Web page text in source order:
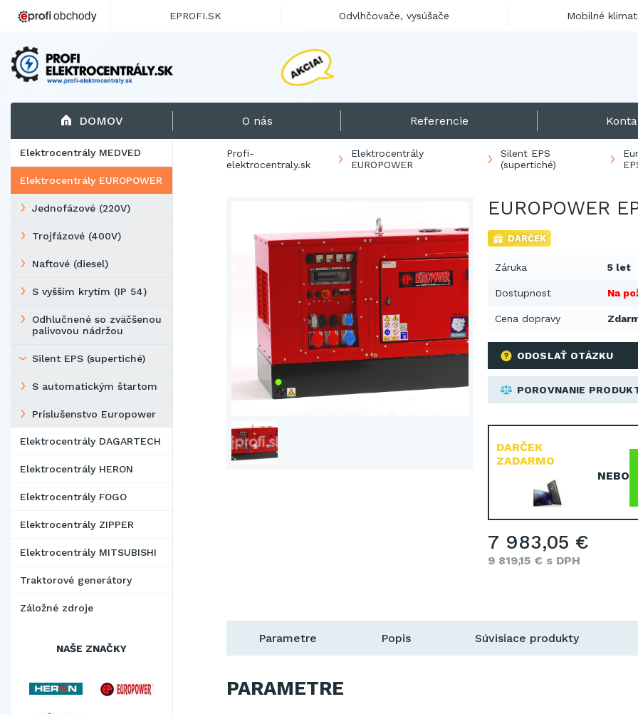
DOMOV O nás Referencie
Elektrocentrály MEDVED
Elektrocentrály EUROPOWER
Jednofázové (220V)
Trojfázové (400V)
Naftové (diesel)
S vyšším krytím (IP 54)
Odhlučnené so zväčšenou
palivovou nádržou
Silent EPS (supertiché)
S automatickým štartom
Príslušenstvo Europower
Elektrocentrály DAGARTECH
Elektrocentrály HERON
Elektrocentrály FOGO
Elektrocentrály ZIPPER
Elektrocentrály MITSUBISHI
Traktorové generátory
Záložné zdroje
NAŠE ZNAČKY
Profi-
elektrocentraly.sk
Elektrocentrály
EUROPOWER
Silent EPS
(supertiché)
EUROPOWER
DARČEK
Záruka 5 let
Dostupnost Na
Cena dopravy
ODOSLAŤ OTÁZKU
POROVNANIE
DARČEK
ZADARMO
NEBO
7 983,05 €
9 819,15 € s DPH
Parametre Popis Súvisiace produkty
PARAMETRE
EPROFI.SK Odvlhčovače, vysúšače Mobilné